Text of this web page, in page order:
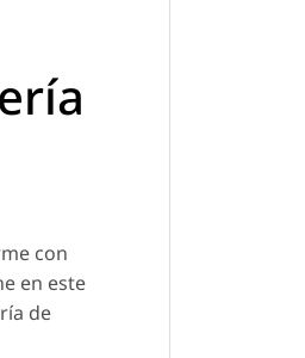
con
en este
de